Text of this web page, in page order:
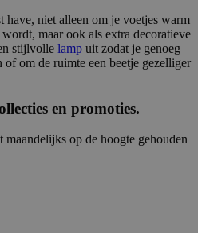
have, niet alleen om je voetjes warm
maar ook als extra decoratieve
stijlvolle lamp uit zodat je genoeg
om de ruimte een beetje gezelliger
en promoties.
op de hoogte gehouden